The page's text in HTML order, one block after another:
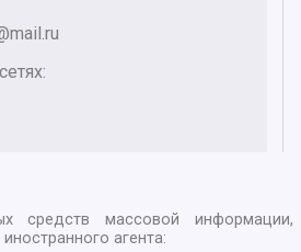
средств массовой информации,
агента: